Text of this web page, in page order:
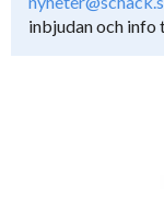
inbjudan och info